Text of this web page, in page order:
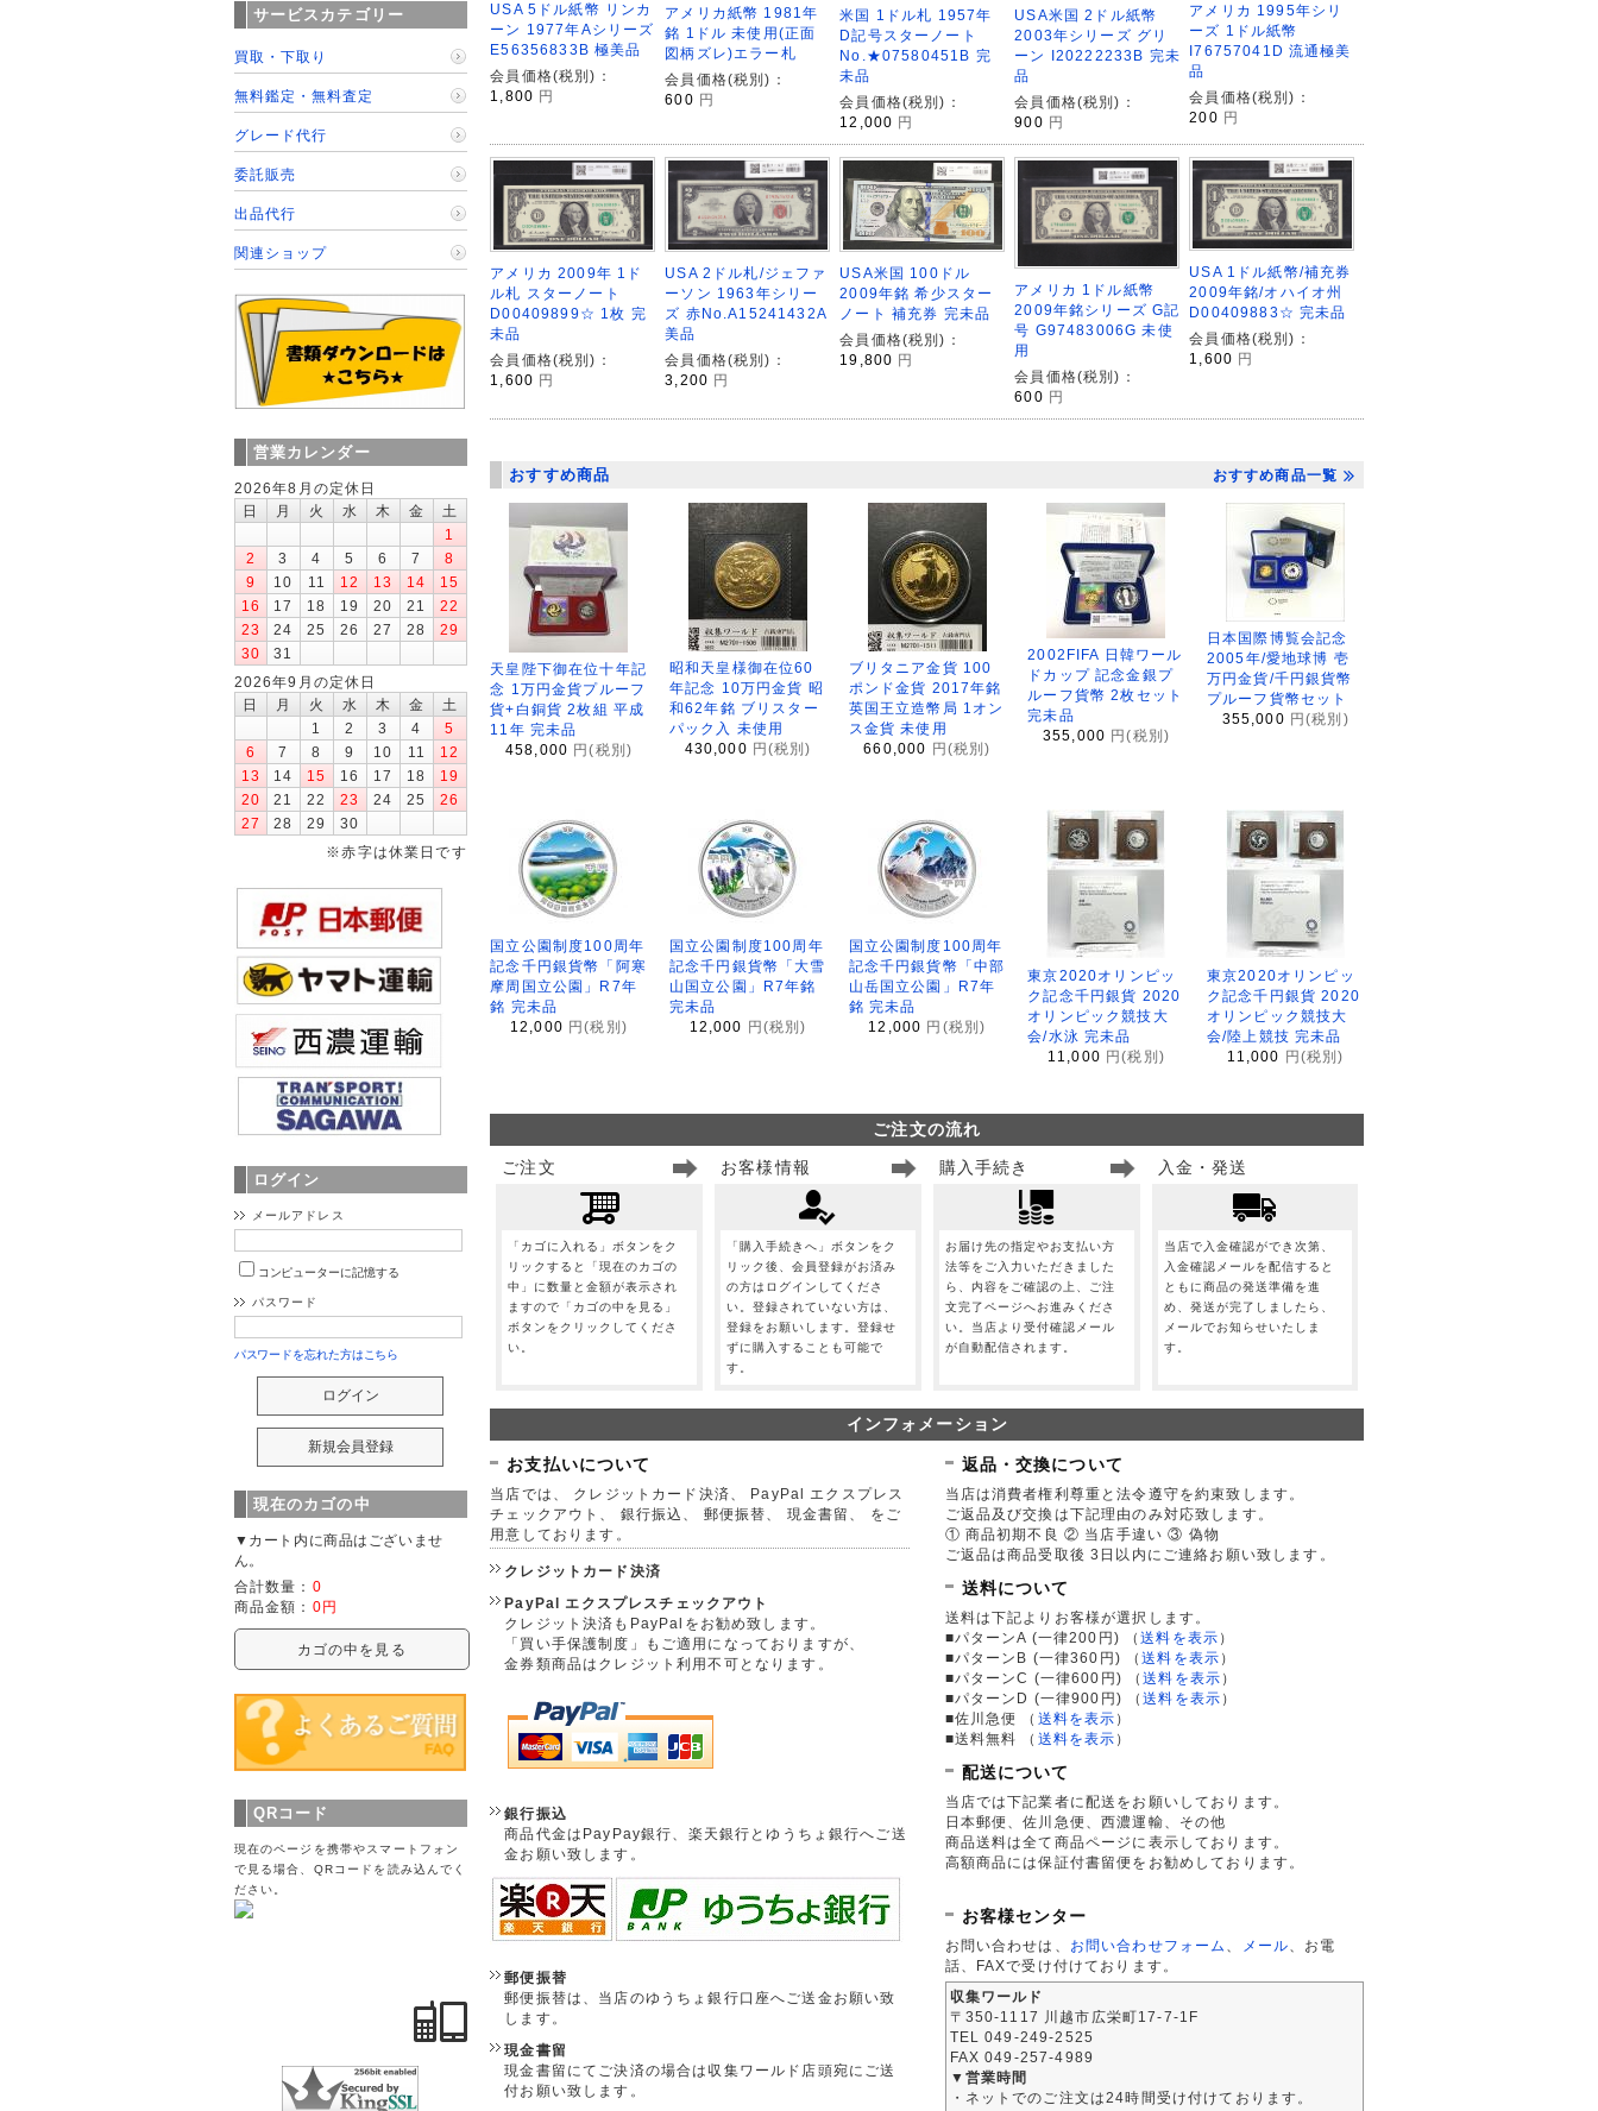
USA 5ドル紙幣 リンカ
ーン 1977年Aシリーズ
E56356833B 極美品
会員価格(税別)：
1,800 円
アメリカ紙幣 1981年
銘 1ドル 未使用(正面
図柄ズレ)エラー札
会員価格(税別)：
600 円
米国 1ドル札 1957年
D記号スターノート
No.★07580451B 完
未品
会員価格(税別)：
12,000 円
USA米国 2ドル紙幣
2003年シリーズ グリ
ーン I20222233B 完未
品
会員価格(税別)：
900 円
アメリカ 1995年シリ
ーズ 1ドル紙幣
I76757041D 流通極美
品
会員価格(税別)：
200 円
アメリカ 2009年 1ド
ル札 スターノート
D00409899☆ 1枚 完
未品
会員価格(税別)：
1,600 円
USA 2ドル札/ジェファ
ーソン 1963年シリー
ズ 赤No.A15241432A
美品
会員価格(税別)：
3,200 円
USA米国 100ドル
2009年銘 希少スター
ノート 補充券 完未品
会員価格(税別)：
19,800 円
アメリカ 1ドル紙幣
2009年銘シリーズ G記
号 G97483006G 未使
用
会員価格(税別)：
600 円
USA 1ドル紙幣/補充券
2009年銘/オハイオ州
D00409883☆ 完未品
会員価格(税別)：
1,600 円
おすすめ商品 おすすめ商品一覧
天皇陛下御在位十年記
念 1万円金貨プルーフ
貨+白銅貨 2枚組 平成
11年 完未品
458,000 円(税別)
昭和天皇様御在位60
年記念 10万円金貨 昭
和62年銘 ブリスター
パック入 未使用
430,000 円(税別)
ブリタニア金貨 100
ポンド金貨 2017年銘
英国王立造幣局 1オン
ス金貨 未使用
660,000 円(税別)
2002FIFA 日韓ワール
ドカップ 記念金銀プ
ルーフ貨幣 2枚セット
完未品
355,000 円(税別)
日本国際博覧会記念
2005年/愛地球博 壱
万円金貨/千円銀貨幣
プルーフ貨幣セット
355,000 円(税別)
国立公園制度100周年
記念千円銀貨幣「阿寒
摩周国立公園」R7年
銘 完未品
12,000 円(税別)
国立公園制度100周年
記念千円銀貨幣「大雪
山国立公園」R7年銘
完未品
12,000 円(税別)
国立公園制度100周年
記念千円銀貨幣「中部
山岳国立公園」R7年
銘 完未品
12,000 円(税別)
東京2020オリンピッ
ク記念千円銀貨 2020
オリンピック競技大
会/水泳 完未品
11,000 円(税別)
東京2020オリンピッ
ク記念千円銀貨 2020
オリンピック競技大
会/陸上競技 完未品
11,000 円(税別)
ご注文の流れ
ご注文
「カゴに入れる」ボタンをク
リックすると「現在のカゴの
中」に数量と金額が表示され
ますので「カゴの中を見る」
ボタンをクリックしてくださ
い。
お客様情報
「購入手続きへ」ボタンをク
リック後、会員登録がお済み
の方はログインしてくださ
い。登録されていない方は、
登録をお願いします。登録せ
ずに購入することも可能で
す。
購入手続き
お届け先の指定やお支払い方
法等をご入力いただきました
ら、内容をご確認の上、ご注
文完了ページへお進みくださ
い。当店より受付確認メール
が自動配信されます。
入金・発送
当店で入金確認ができ次第、
入金確認メールを配信すると
ともに商品の発送準備を進
め、発送が完了しましたら、
メールでお知らせいたしま
す。
インフォメーション
お支払いについて
当店では、 クレジットカード決済、 PayPal エクスプレス
チェックアウト、 銀行振込、 郵便振替、 現金書留、 をご
用意しております。
クレジットカード決済
PayPal エクスプレスチェックアウト
クレジット決済もPayPalをお勧め致します。
「買い手保護制度」もご適用になっておりますが、
金券類商品はクレジット利用不可となります。
銀行振込
商品代金はPayPay銀行、楽天銀行とゆうちょ銀行へご送
金お願い致します。
郵便振替
郵便振替は、当店のゆうちょ銀行口座へご送金お願い致
します。
現金書留
現金書留にてご決済の場合は収集ワールド店頭宛にご送
付お願い致します。
返品・交換について
当店は消費者権利尊重と法令遵守を約束致します。
ご返品及び交換は下記理由のみ対応致します。
① 商品初期不良 ② 当店手違い ③ 偽物
ご返品は商品受取後 3日以内にご連絡お願い致します。
送料について
送料は下記よりお客様が選択します。
■パターンA (一律200円)
（送料を表示 ）
■パターンB (一律360円)
（送料を表示 ）
■パターンC (一律600円)
（送料を表示 ）
■パターンD (一律900円)
（送料を表示 ）
■佐川急便
（ 送料を表示 ）
■送料無料
（ 送料を表示 ）
配送について
当店では下記業者に配送をお願いしております。
日本郵便、佐川急便、西濃運輸、その他
商品送料は全て商品ページに表示しております。
高額商品には保証付書留便をお勧めしております。
お客様センター
お問い合わせは、 お問い合わせフォーム メール 、お電
話、FAXで受け付けております。
収集ワールド
〒350-1117 川越市広栄町17-7-1F
TEL 049-249-2525
FAX 049-257-4989
▼営業時間
・ネットでのご注文は24時間受け付けております。
サービスカテゴリー
買取・下取り
無料鑑定・無料査定
グレード代行
委託販売
出品代行
関連ショップ
営業カレンダー
2026年8月の定休日
日
月 火 水 木 金
土
1
2
3 4 5 6 7
8
9
10 11 12 13 14
15
16
17 18 19 20 21
22
23
24 25 26 27 28
29
30
31
2026年9月の定休日
日
月 火 水 木 金
土
1
2 3 4
5
6
7 8 9 10 11
12
13
14 15 16 17 18
19
20
21 22 23 24 25
26
27
28 29
30
※赤字は休業日です
ログイン
メールアドレス
コンピューターに記憶する
パスワード
パスワードを忘れた方はこちら
現在のカゴの中
▼カート内に商品はございませ
ん。
合計数量： 0
商品金額： 0円
カゴの中を見る
QRコード
現在のページを携帯やスマートフォン
で見る場合、QRコードを読み込んでく
ださい。